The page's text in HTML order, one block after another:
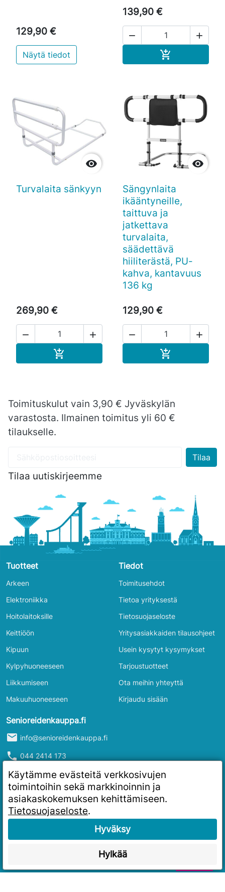
129,90 €
Näytä tiedot
139,90 €
 


Turvalaita sänkyyn
269,90 €
 


Sängynlaita
ikääntyneille,
taittuva ja
jatkettava
turvalaita,
säädettävä
hiiliterästä, PU-
kahva, kantavuus
136 kg
129,90 €
 

Toimituskulut vain 3,90 € Jyväskylän
varastosta. Ilmainen toimitus yli 60 €
tilaukselle.
Tilaa uutiskirjeemme
Tuotteet
Arkeen
Elektroniikka
Hoitolaitoksille
Keittiöön
Kipuun
Kylpyhuoneeseen
Liikkumiseen
Makuuhuoneeseen
Tiedot
Toimitusehdot
Tietoa yrityksestä
Tietosuojaseloste
Yritysasiakkaiden tilausohjeet
Usein kysytyt kysymykset
Tarjoustuotteet
Ota meihin yhteyttä
Kirjaudu sisään
Senioreidenkauppa.fi
mail info@senioreidenkauppa.fi
phone 044 2414 173
infoY-tunnus: 2986916-4
Käytämme evästeitä verkkosivujen
toimintoihin sekä markkinoinnin ja
asiakaskokemuksen kehittämiseen.
Tietosuojaseloste.
Hyväksy
Hylkää